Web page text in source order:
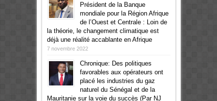
Président de la Banque
mondiale pour la Région Afrique
de l’Ouest et Centrale : Loin de
la théorie, le changement climatique est
déjà une réalité accablante en Afrique
7 novembre 2022
Chronique: Des politiques
favorables aux opérateurs ont
placé les industries du gaz
naturel du Sénégal et de la
Mauritanie sur la voie du succès (Par NJ